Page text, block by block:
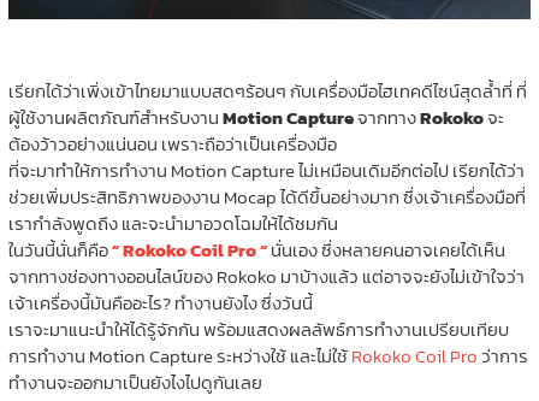
เรียกได้ว่าเพิ่งเข้าไทยมาแบบสดๆร้อนๆ กับเครื่องมือไฮเทคดีไซน์สุดล้ำที่ ที่
ผู้ใช้งานผลิตภัณฑ์สำหรับงานMotion CaptureจากทางRokokoจะ
ต้องว้าวอย่างแน่นอน เพราะถือว่าเป็นเครื่องมือ
ที่จะมาทำให้การทำงาน Motion Capture ไม่เหมือนเดิมอีกต่อไป เรียกได้ว่า
ช่วยเพิ่มประสิทธิภาพของงาน Mocap ได้ดีขึ้นอย่างมาก ซึ่งเจ้าเครื่องมือที่
เรากำลังพูดถึง และจะนำมาอวดโฉมให้ได้ชมกัน
ในวันนี้นั่นก็คือ” Rokoko Coil Pro “นั่นเอง ซึ่งหลายคนอาจเคยได้เห็น
จากทางช่องทางออนไลน์ของ Rokoko มาบ้างแล้ว แต่อาจจะยังไม่เข้าใจว่า
เจ้าเครื่องนี้มันคืออะไร? ทำงานยังไง ซึ่งวันนี้
เราจะมาแนะนำให้ได้รู้จักกัน พร้อมแสดงผลลัพธ์การทำงานเปรียบเทียบ
การทำงาน Motion Capture ระหว่างใช้ และไม่ใช้Rokoko Coil Proว่าการ
ทำงานจะออกมาเป็นยังไงไปดูกันเลย